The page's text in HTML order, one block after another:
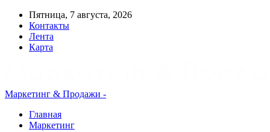
Пятница, 7 августа, 2026
Контакты
Лента
Карта
Маркетинг & Продажи -
Главная
Маркетинг